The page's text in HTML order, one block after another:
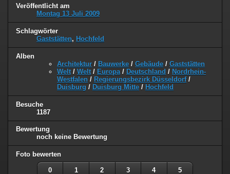
Veröffentlicht am
Montag 13 Juli 2009
Schlagwörter
Gaststätten, Hochfeld
Alben
Architektur / Bauwerke / Gebäude / Gaststätten
Welt / Welt / Europa / Deutschland / Nordrhein-
Westfalen / Regierungsbezirk Düsseldorf/
Duisburg / Duisburg Mitte / Hochfeld
Besuche
1187
Bewertung
noch keine Bewertung
Foto bewerten
0 1 2 3 4 5